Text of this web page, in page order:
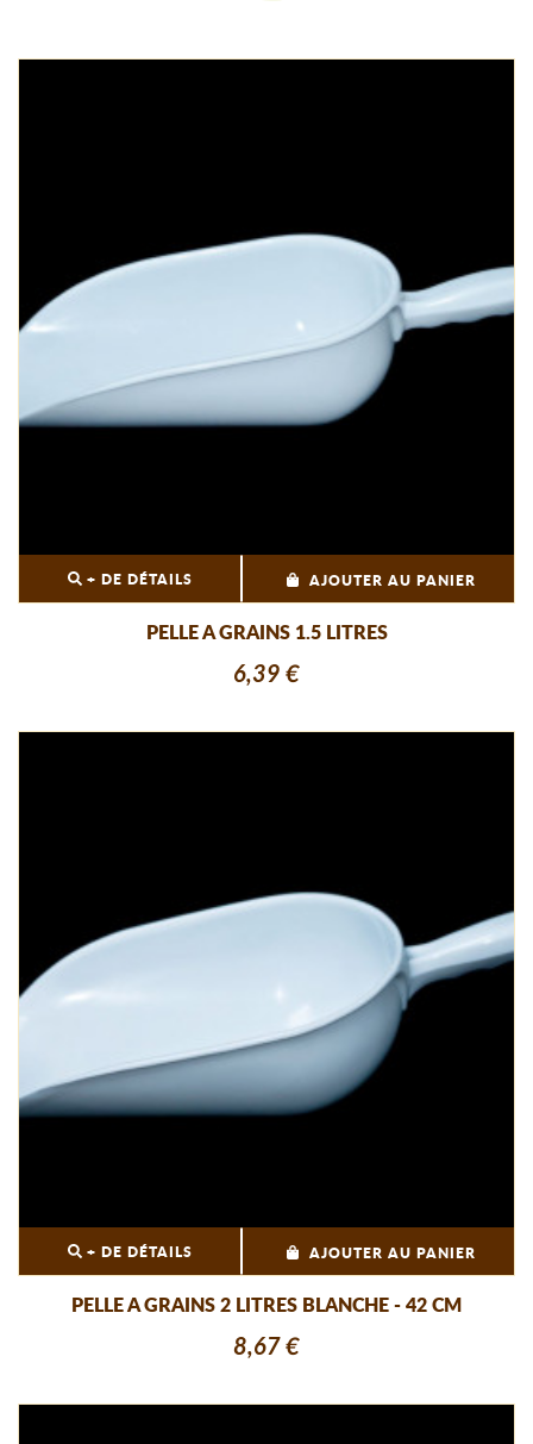
+ DE DÉTAILS AJOUTER AU PANIER
PELLE A GRAINS 1.5 LITRES
6,39 €
+ DE DÉTAILS AJOUTER AU PANIER
PELLE A GRAINS 2 LITRES BLANCHE - 42 CM
8,67 €